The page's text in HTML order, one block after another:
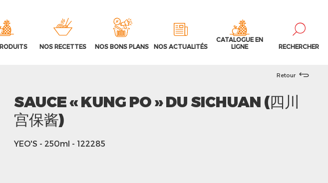
NOS RECETTES NOS BONS PLANS NOS ACTUALITÉS
CATALOGUE EN
LIGNE
RECHERCHER
Retour
SAUCE « KUNG PO » DU SICHUAN (四川
宫保酱)
YEO'S - 250ml - 122285